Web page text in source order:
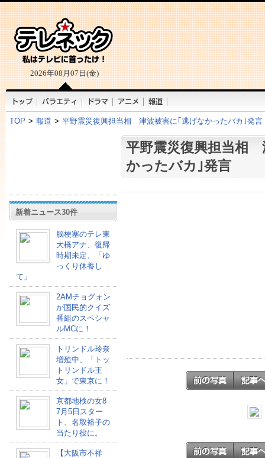
2026年08月07日(金)
TOP > 報道 > 平野震災復興担当相 津波被害に｢逃げなかったバカ｣発言
新着ニュース30件
脳梗塞のテレ東
大橋アナ、復帰
時期未定、「ゆ
っくり休養し
て」
2AMチョグォン
が国民的クイズ
番組のスペシャ
ルMCに！
トリンドル玲奈
増殖中、「トッ
トリンドル王
女」で東京に！
京都地検の女8
7月5日スター
ト、名取裕子の
当たり役に。
【大阪市不祥
平野震災復興担当相
かったバカ｣発言